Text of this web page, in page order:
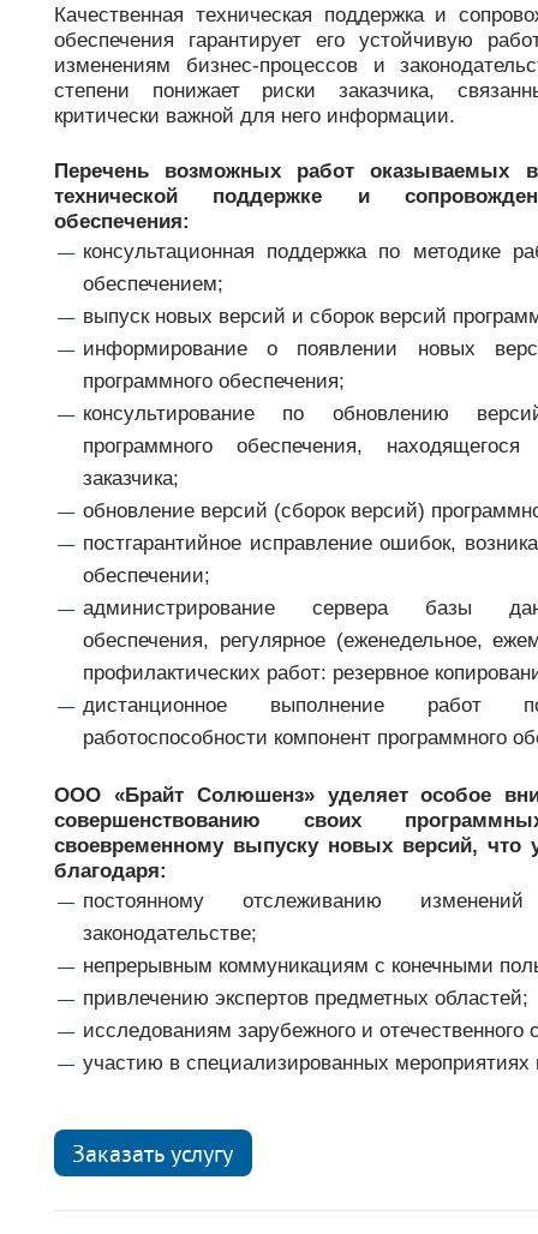
support@bs-solutions.by
Приемная
+375 (44) 555-10-92
contact@bs-solutions.by
Бухгалтерия
+375 (44) 555-39-05
Качественная техническая поддержка и
обеспечения гарантирует его устойчивую
изменениям бизнес-процессов и
степени понижает риски заказчика,
критически важной для него информации.
Перечень возможных работ оказываемых
технической поддержке и
обеспечения:
консультационная поддержка по методике
обеспечением;
выпуск новых версий и сборок версий
информирование о появлении новых
программного обеспечения;
консультирование по обновлению
программного обеспечения,
заказчика;
обновление версий (сборок версий)
постгарантийное исправление ошибок,
обеспечении;
администрирование сервера базы
обеспечения, регулярное (еженедельное,
профилактических работ: резервное
дистанционное выполнение работ
работоспособности компонент программного
ООО «Брайт Солюшенз» уделяет особое
совершенствованию своих
своевременному выпуску новых версий, что
благодаря:
постоянному отслеживанию
законодательстве;
непрерывным коммуникациям с конечными
привлечению экспертов предметных областей;
исследованиям зарубежного и отечественного
участию в специализированных
Заказать услугу